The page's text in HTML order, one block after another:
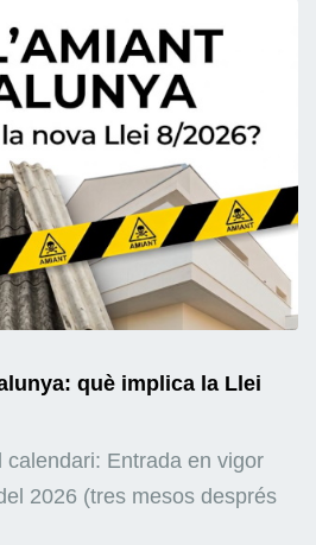
què implica la Llei
calendari: Entrada en vigor
2026 (tres mesos després